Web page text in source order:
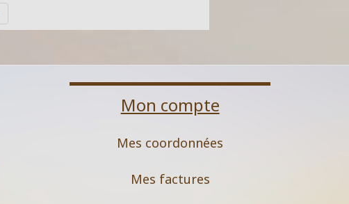
Mon compte
Mes coordonnées
Mes factures